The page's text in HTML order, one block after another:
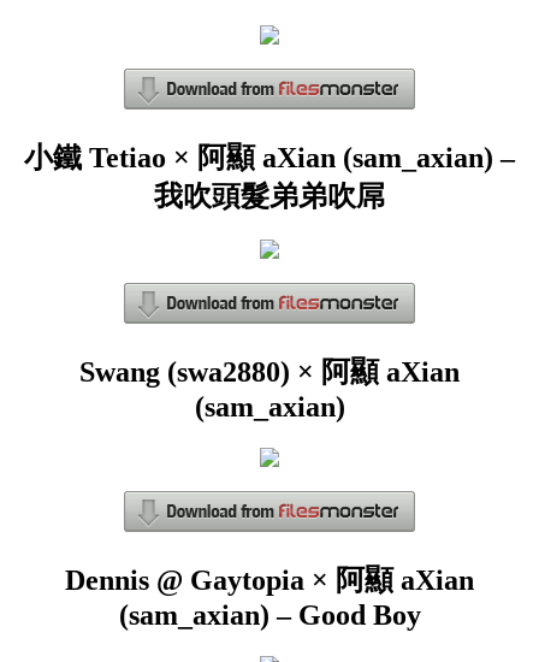
小鐵 Tetiao × 阿顯 aXian (sam_axian) –
我吹頭髮弟弟吹屌
Swang (swa2880) × 阿顯 aXian
(sam_axian)
Dennis @ Gaytopia × 阿顯 aXian
(sam_axian) – Good Boy